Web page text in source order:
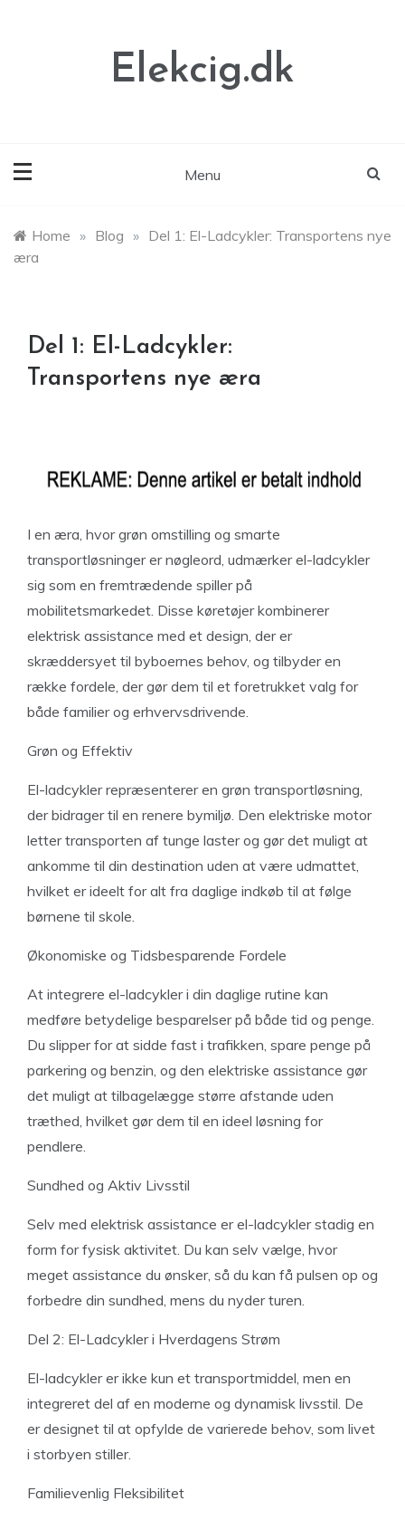
Elekcig.dk
Menu
Home » Blog » Del 1: El-Ladcykler: Transportens nye
æra
Del 1: El-Ladcykler:
Transportens nye æra
I en æra, hvor grøn omstilling og smarte
transportløsninger er nøgleord, udmærker el-ladcykler
sig som en fremtrædende spiller på
mobilitetsmarkedet. Disse køretøjer kombinerer
elektrisk assistance med et design, der er
skræddersyet til byboernes behov, og tilbyder en
række fordele, der gør dem til et foretrukket valg for
både familier og erhvervsdrivende.
Grøn og Effektiv
El-ladcykler repræsenterer en grøn transportløsning,
der bidrager til en renere bymiljø. Den elektriske motor
letter transporten af tunge laster og gør det muligt at
ankomme til din destination uden at være udmattet,
hvilket er ideelt for alt fra daglige indkøb til at følge
børnene til skole.
Økonomiske og Tidsbesparende Fordele
At integrere el-ladcykler i din daglige rutine kan
medføre betydelige besparelser på både tid og penge.
Du slipper for at sidde fast i trafikken, spare penge på
parkering og benzin, og den elektriske assistance gør
det muligt at tilbagelægge større afstande uden
træthed, hvilket gør dem til en ideel løsning for
pendlere.
Sundhed og Aktiv Livsstil
Selv med elektrisk assistance er el-ladcykler stadig en
form for fysisk aktivitet. Du kan selv vælge, hvor
meget assistance du ønsker, så du kan få pulsen op og
forbedre din sundhed, mens du nyder turen.
Del 2: El-Ladcykler i Hverdagens Strøm
El-ladcykler er ikke kun et transportmiddel, men en
integreret del af en moderne og dynamisk livsstil. De
er designet til at opfylde de varierede behov, som livet
i storbyen stiller.
Familievenlig Fleksibilitet